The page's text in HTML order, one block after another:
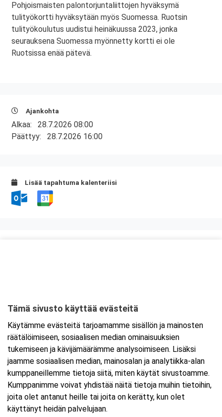
Pohjoismaisten palontorjuntaliittojen hyväksymä
tulityökortti hyväksytään myös Suomessa. Ruotsin
tulityökoulutus uudistui heinäkuussa 2023, jonka
seurauksena Suomessa myönnetty kortti ei ole
Ruotsissa enää pätevä.
Ajankohta
Alkaa: 28.7.2026 08:00
Päättyy: 28.7.2026 16:00
Lisää tapahtuma kalenteriisi
Tarkempi kartta ja ajo-ohjeet
Tämä sivusto käyttää evästeitä
Käytämme evästeitä tarjoamamme sisällön ja mainosten
räätälöimiseen, sosiaalisen median ominaisuuksien
tukemiseen ja kävijämäärämme analysoimiseen. Lisäksi
jaamme sosiaalisen median, mainosalan ja analytiikka-alan
kumppaneillemme tietoja siitä, miten käytät sivustoamme.
Kumppanimme voivat yhdistää näitä tietoja muihin tietoihin,
joita olet antanut heille tai joita on kerätty, kun olet
käyttänyt heidän palvelujaan.